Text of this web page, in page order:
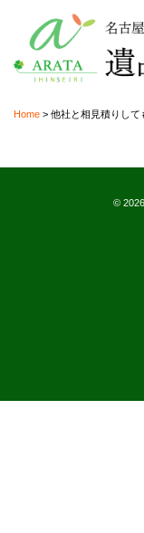
Home > 他社と相見積りして
©